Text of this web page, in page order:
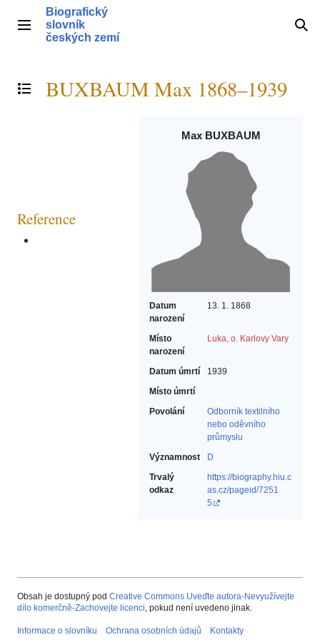
obsahHlavní menu
Biografický
slovník
českých zemí
Přepnout obsah
BUXBAUM Max 1868–1939
Max BUXBAUM
Datum
narození
13. 1. 1868
Místo
narození
Luka, o. Karlovy Vary
Datum úmrtí
1939
Místo úmrtí
Povolání
Odborník textilního
nebo oděvního
průmyslu‎
Významnost
D
Trvalý
odkaz
https://biography.hiu.c
as.cz/pageid/7251
5
Reference
Obsah je dostupný pod Creative Commons Uveďte autora-Nevyužívejte
dílo komerčně-Zachovejte licenci, pokud není uvedeno jinak.
Informace o slovníku Ochrana osobních údajů Kontakty